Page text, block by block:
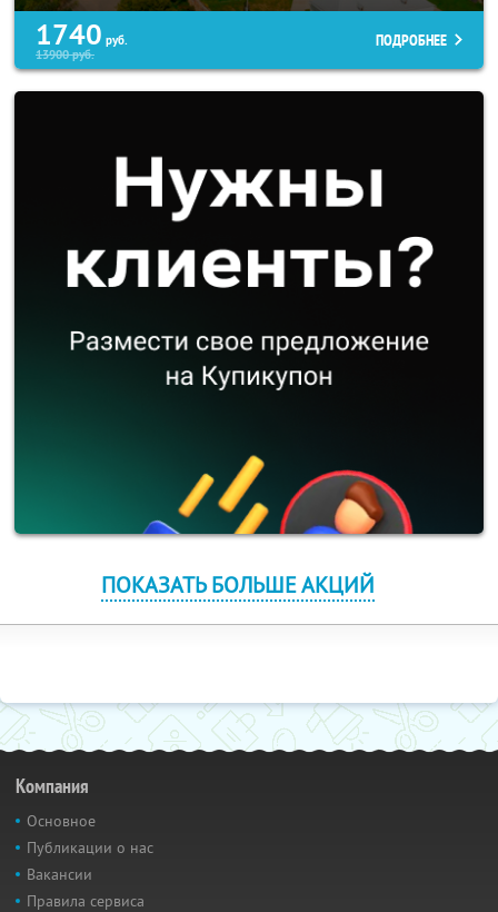
1740 руб.
13900руб.
ПОДРОБНЕЕ
ПОКАЗАТЬ БОЛЬШЕ АКЦИЙ
Компания
Основное
Публикации о нас
Вакансии
Правила сервиса